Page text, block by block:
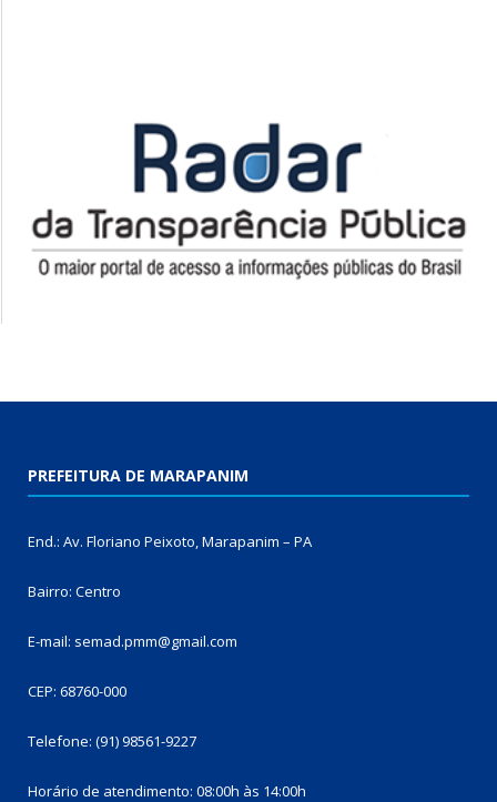
PREFEITURA DE MARAPANIM
End.: Av. Floriano Peixoto, Marapanim – PA
Bairro: Centro
E-mail: semad.pmm@gmail.com
CEP: 68760-000
Telefone: (91) 98561-9227
Horário de atendimento: 08:00h às 14:00h